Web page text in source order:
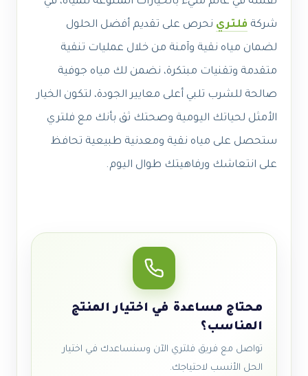
شركة فلتري نحرص على تقديم أفضل الحلول
لضمان مياه نقية وآمنة من خلال عمليات تنقية
متقدمة وتقنيات مبتكرة، نضمن لك مياه جوفية
صالحة للشرب تلبي أعلى معايير الجودة، لتكون الخيار
الأمثل لحياتك اليومية وصحتك ثق بأنك مع فلتري
ستحصل على مياه نقية ومعدنية طبيعية تحافظ
على انتعاشك ورفاهيتك طوال اليوم.
محتاج مساعدة في اختيار المنتج
المناسب؟
تواصل مع فريق فلتري الآن وسنساعدك في اختيار
الحل الأنسب لاحتياجك.